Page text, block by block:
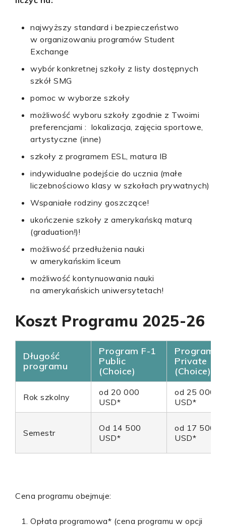
najwyższy standard i bezpieczeństwo
w organizowaniu programów Student
Exchange
wybór konkretnej szkoły z listy dostępnych
szkół SMG
pomoc w wyborze szkoły
możliwość wyboru szkoły zgodnie z Twoimi
preferencjami : lokalizacja, zajęcia sportowe,
artystyczne (inne)
szkoły z programem ESL, matura IB
indywidualne podejście do ucznia (małe
liczebnościowo klasy w szkołach prywatnych)
Wspaniałe rodziny goszczące!
ukończenie szkoły z amerykańską maturą
(graduation!)!
możliwość przedłużenia nauki
w amerykańskim liceum
możliwość kontynuowania nauki
na amerykańskich uniwersytetach!
Koszt Programu 2025-26
Długość
programu
Program F-1
Public
(Choice)
Program
Private
(Choice)
Rok szkolny
od 20 000
USD*
od 25 000
USD*
Semestr
Od 14 500
USD*
od 17 500
USD*
Cena programu obejmuje:
Opłata programowa* (cena programu w opcji